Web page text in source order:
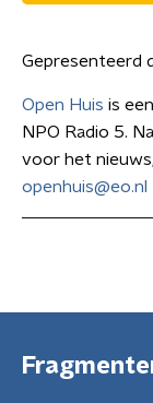
Gepresenteerd
Open Huis is
NPO Radio 5.
voor het
openhuis@eo.nl